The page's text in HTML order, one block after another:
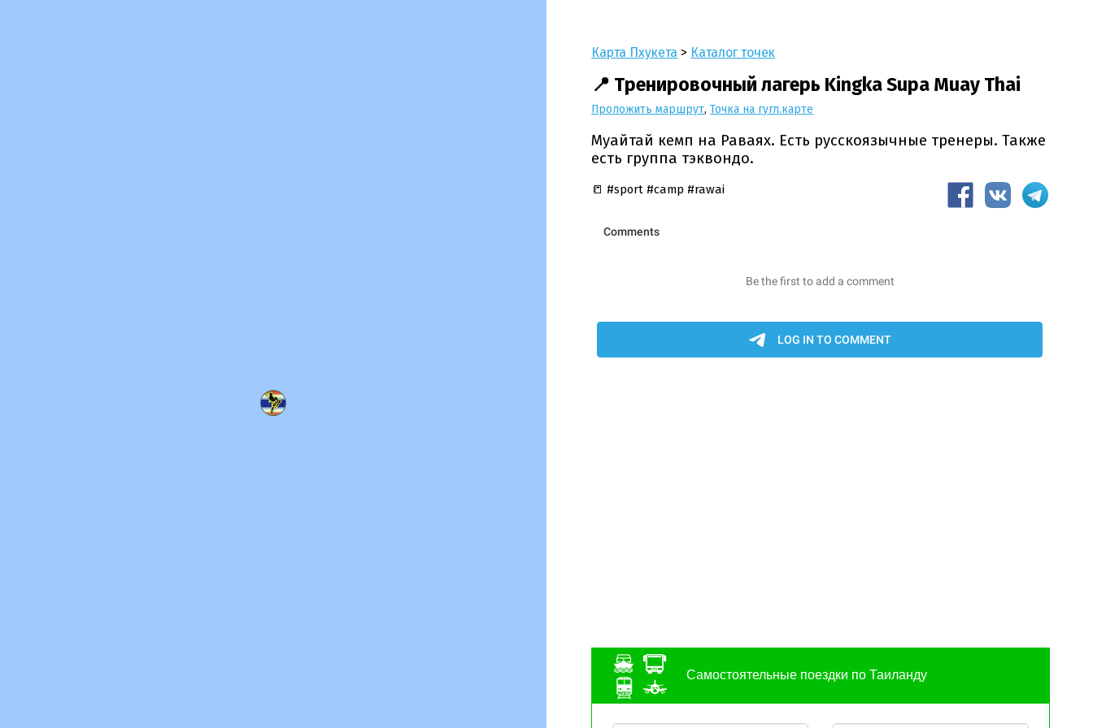
Карта Пхукета > Каталог точек
📍 Тренировочный лагерь Kingka Supa Muay Thai
Проложить маршрут,Точка на гугл.карте
Муайтай кемп на Раваях. Есть русскоязычные тренеры. Также
есть группа тэквондо.
📒 #sport #camp #rawai
Самостоятельные поездки по Таиланду